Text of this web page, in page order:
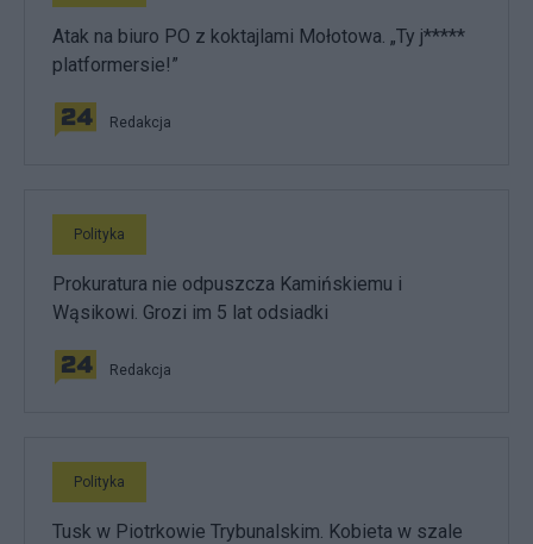
Atak na biuro PO z koktajlami Mołotowa. „Ty j*****
platformersie!”
Redakcja
Polityka
Prokuratura nie odpuszcza Kamińskiemu i
Wąsikowi. Grozi im 5 lat odsiadki
Redakcja
Polityka
Tusk w Piotrkowie Trybunalskim. Kobieta w szale